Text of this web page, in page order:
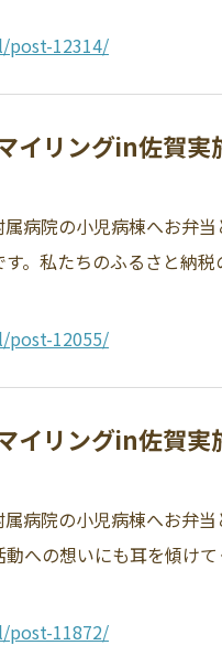
12314/
リングin佐賀実
病院の小児病棟へお弁
。私たちのふるさと納
12055/
リングin佐賀実
病院の小児病棟へお弁
への想いにも耳を傾け
11872/